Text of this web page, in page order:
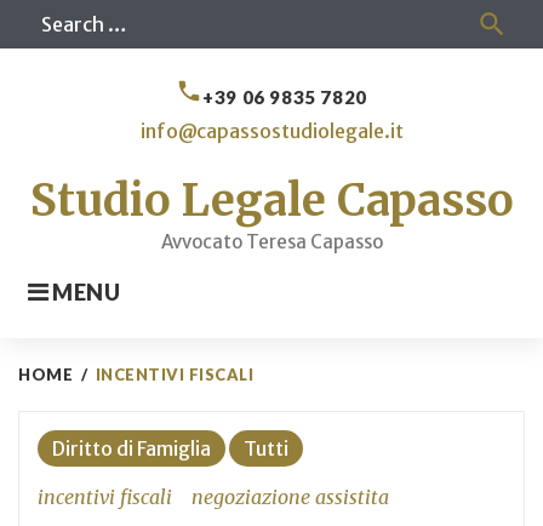
search
Studio Legale Capasso
Avvocato Teresa Capasso
MENU
call+39 06 9835 7820
info@capassostudiolegale.it
HOME / INCENTIVI FISCALI
Tag:
incentivi
fiscali
Diritto di Famiglia
Tutti
incentivi fiscali
negoziazione assistita